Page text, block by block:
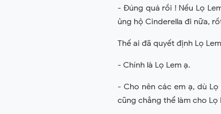
- Đúng quá rồi ! Nếu Lọ
ủng hộ Cinderella đi nữa,
Thế ai đã quyết định Lọ
- Chính là Lọ Lem ạ.
- Cho nên các em ạ, dù
cũng chẳng thể làm cho